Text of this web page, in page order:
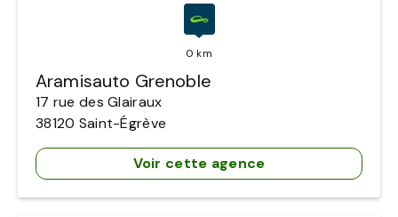
0 km
Aramisauto Grenoble
17 rue des Glairaux
38120 Saint-Égrève
Voir cette agence